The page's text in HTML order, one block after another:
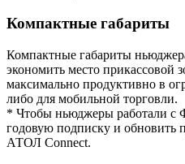
Компактные габариты
Компактные габариты
экономить место прикассовой
максимально продуктивно в
либо для мобильной торговли.
* Чтобы ньюджеры работали с
годовую подписку и обновить
АТОЛ Connect.